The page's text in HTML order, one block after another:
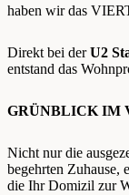
haben wir das
Direkt bei derU2
entstand das
GRÜNBLICK IM
Nicht nur die
begehrten Zuhause,
die Ihr Domizil zur